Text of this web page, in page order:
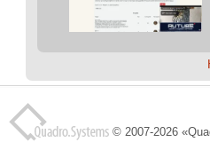
© 2007-2026